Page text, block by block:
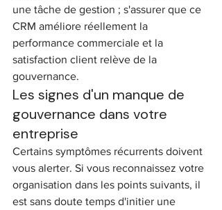
une tâche de gestion ; s'assurer que ce
CRM améliore réellement la
performance commerciale et la
satisfaction client relève de la
gouvernance.
Les signes d'un manque de
gouvernance dans votre
entreprise
Certains symptômes récurrents doivent
vous alerter. Si vous reconnaissez votre
organisation dans les points suivants, il
est sans doute temps d'initier une